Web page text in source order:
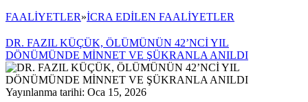
FAALİYETLER»İCRA EDİLEN FAALİYETLER
DR. FAZIL KÜÇÜK, ÖLÜMÜNÜN 42’NCİ YIL
DÖNÜMÜNDE MİNNET VE ŞÜKRANLA ANILDI
Yayınlanma tarihi: Oca 15, 2026